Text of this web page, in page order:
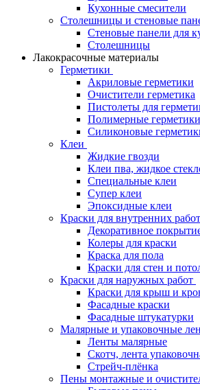
Кухонные смесители
Столешницы и стеновые
Стеновые панели для
Столешницы
Лакокрасочные материалы
Герметики
Акриловые герметики
Очистители герметика
Пистолеты для
Полимерные герметики
Силиконовые
Клеи
Жидкие гвозди
Клеи пва, жидкое
Специальные клеи
Супер клеи
Эпоксидные клеи
Краски для внутренних работ
Декоративное
Колеры для краски
Краска для пола
Краски для стен и
Краски для наружных работ
Краски для крыш и
Фасадные краски
Фасадные штукатурки
Малярные и упаковочные
Ленты малярные
Скотч, лента
Стрейч-плёнка
Пены монтажные и